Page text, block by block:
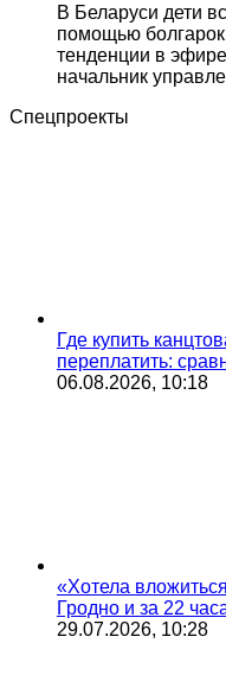
В Беларуси дети
помощью
тенденции в
начальник
Спецпроекты
Где купить
переплатить:
06.08.2026, 10:18
«Хотела
Гродно и за 22
29.07.2026, 10:28